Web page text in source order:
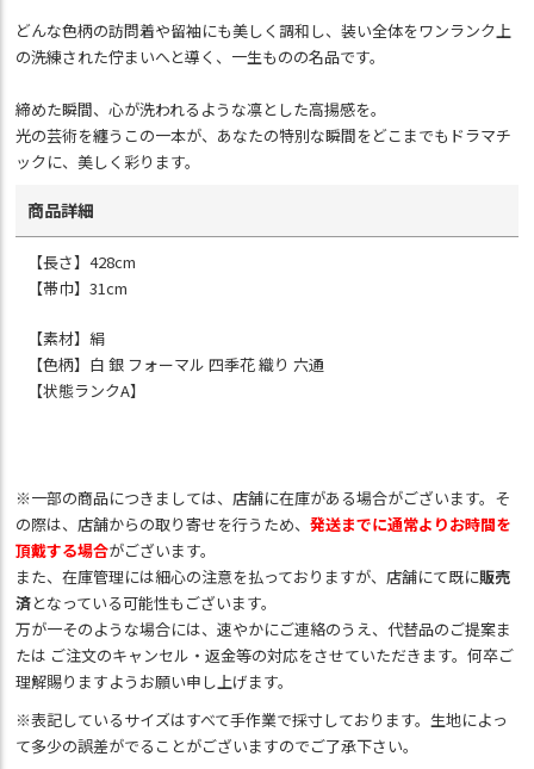
どんな色柄の訪問着や留袖にも美しく調和し、装い全体をワンランク上
の洗練された佇まいへと導く、一生ものの名品です。
締めた瞬間、心が洗われるような凛とした高揚感を。
光の芸術を纏うこの一本が、あなたの特別な瞬間をどこまでもドラマチ
ックに、美しく彩ります。
商品詳細
【長さ】428cm
【帯巾】31cm
【素材】絹
【色柄】白 銀 フォーマル 四季花 織り 六通
【状態ランクA】
※一部の商品につきましては、店舗に在庫がある場合がございます。そ
の際は、店舗からの取り寄せを行うため、発送までに通常よりお時間を
頂戴する場合がございます。
また、在庫管理には細心の注意を払っておりますが、店舗にて既に販売
済となっている可能性もございます。
万が一そのような場合には、速やかにご連絡のうえ、代替品のご提案ま
たは ご注文のキャンセル・返金等の対応をさせていただきます。何卒ご
理解賜りますようお願い申し上げます。
※表記しているサイズはすべて手作業で採寸しております。生地によっ
て多少の誤差がでることがございますのでご了承下さい。